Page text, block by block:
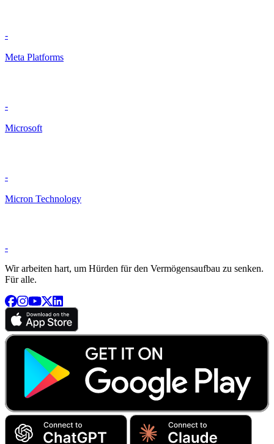
-
Meta Platforms
-
Microsoft
-
Micron Technology
-
Wir arbeiten hart, um Hürden für den Vermögensaufbau zu senken.
Für alle.